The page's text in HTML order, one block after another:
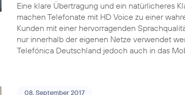
Eine klare Übertragung und ein natürlicheres
machen Telefonate mit HD Voice zu einer
Kunden mit einer hervorragenden
nur innerhalb der eigenen Netze verwendet
Telefónica Deutschland jedoch auch in das
08. September 2017